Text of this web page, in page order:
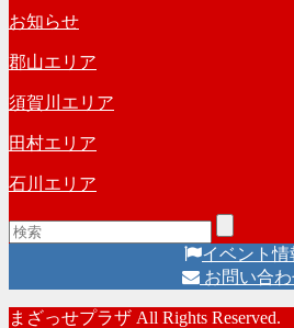
イ
ブ
お知らせ
郡山エリア
須賀川エリア
田村エリア
石川エリア
イベント情
お問い合
まざっせプラザ All Rights Reserved.